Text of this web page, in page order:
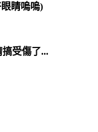
睛嗚嗚)
受傷了...